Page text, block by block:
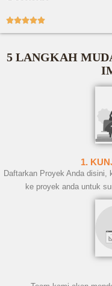

5 LANGKAH
1.
Daftarkan Proyek Anda disini,
ke proyek anda untuk